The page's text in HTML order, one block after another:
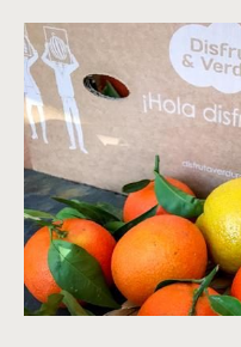
entrada